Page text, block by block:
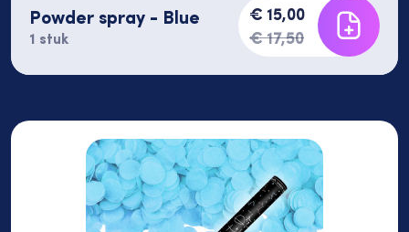
Powder spray - Blue
1 stuk
€ 15,00
€ 17,50